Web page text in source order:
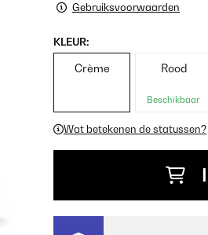
Gebruiksvoorwaarden
KLEUR:
Crème Rood
Beschikbaar
Wat betekenen de statussen?